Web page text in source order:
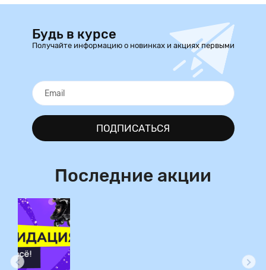
Будь в курсе
Получайте информацию о новинках и акциях первыми
ПОДПИСАТЬСЯ
Последние акции